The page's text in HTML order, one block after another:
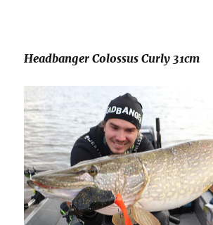
Headbanger Colossus Curly 31cm